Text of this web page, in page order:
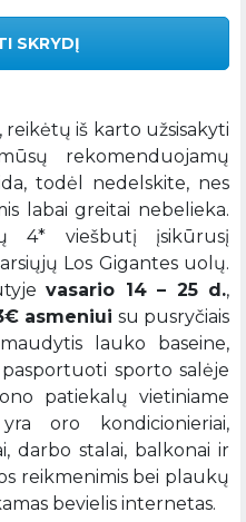
SKRYDĮ
reikėtų iš karto užsisakyti
rekomenduojamų
todėl nedelskite, nes
labai greitai nebelieka.
4* viešbutį įsikūrusį
Los Gigantes uolų.
vasario 14 – 25 d.,
asmeniui su pusryčiais
lauko baseine,
sporto salėje
patiekalų vietiniame
oro kondicionieriai,
darbo stalai, balkonai ir
reikmenimis bei plaukų
bevielis internetas.